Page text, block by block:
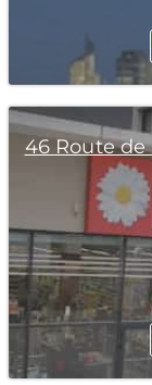
46 Route de